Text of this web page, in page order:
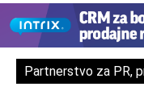
Partnerstvo za PR,